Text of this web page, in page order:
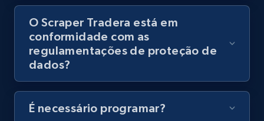
Youtube - Videos posts - Discovery videos
URL, Title, Youtuber, Youtuber md5, Video url,
Video length, Likes, Views, and more.
O Scraper Tradera está em
conformidade com as
regulamentações de proteção de
dados?
É necessário programar?